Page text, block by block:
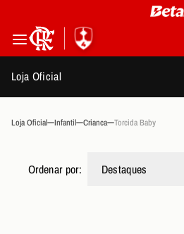
Loja Oficial
Loja Oficial Infantil Crianca Torcida Baby
Ordenar por: